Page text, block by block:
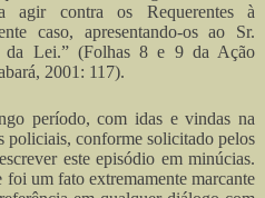
agir contra os Requerentes à
caso, apresentando-os ao Sr.
da Lei.” (Folhas 8 e 9 da Ação
2001: 117).
período, com idas e vindas na
policiais, conforme solicitado pelos
este episódio em minúcias.
foi um fato extremamente marcante